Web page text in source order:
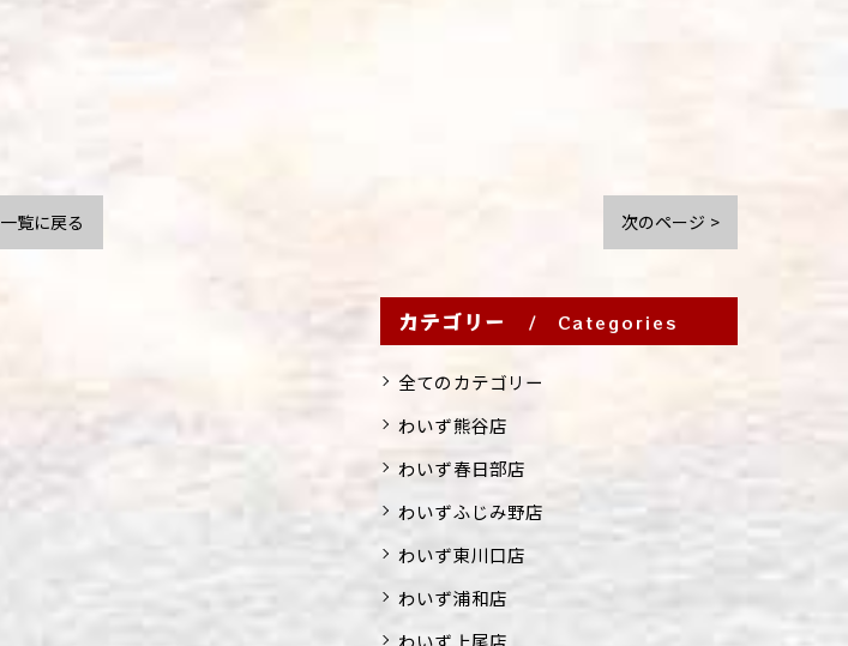
一覧に戻る 次のページ >
カテゴリー Categories
全てのカテゴリー
わいず熊谷店
わいず春日部店
わいずふじみ野店
わいず東川口店
わいず浦和店
わいず上尾店